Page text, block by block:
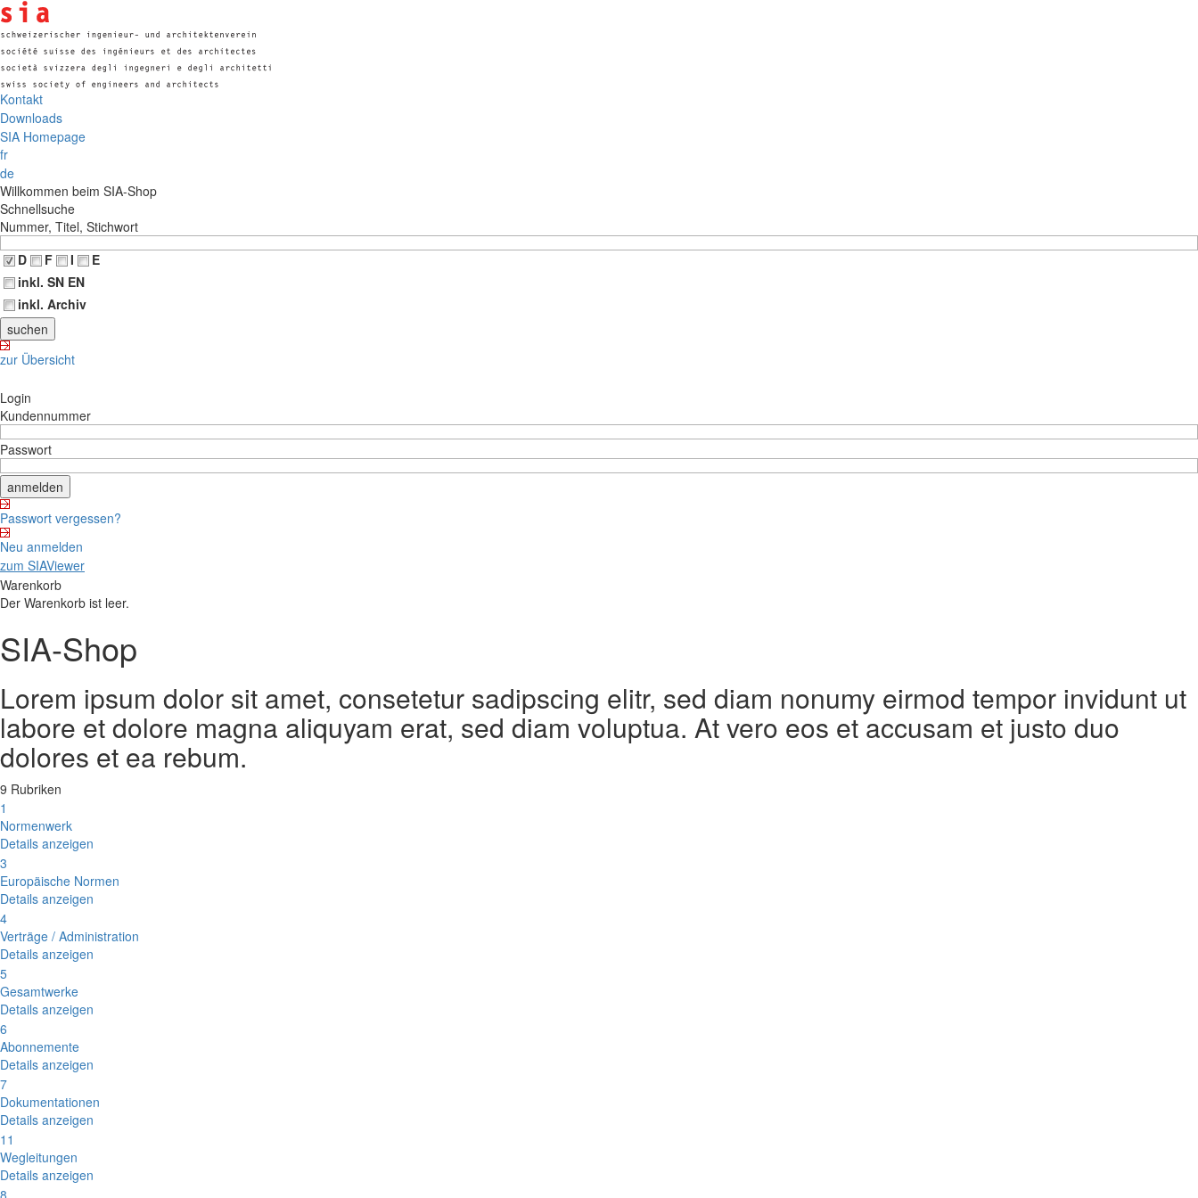
Kontakt
Downloads
SIA Homepage
fr
de
Willkommen beim SIA-Shop
Schnellsuche
Nummer, Titel, Stichwort
D
F I
E
inkl. SN EN
inkl. Archiv
zur Übersicht
Login
Kundennummer
Passwort
Passwort vergessen?
Neu anmelden
zum SIAViewer
Warenkorb
Der Warenkorb ist leer.
SIA-Shop
Lorem ipsum dolor sit amet, consetetur sadipscing elitr, sed diam nonumy eirmod tempor invidunt ut
labore et dolore magna aliquyam erat, sed diam voluptua. At vero eos et accusam et justo duo
dolores et ea rebum.
9 Rubriken
1
Normenwerk
Details anzeigen
3
Europäische Normen
Details anzeigen
4
Verträge / Administration
Details anzeigen
5
Gesamtwerke
Details anzeigen
6
Abonnemente
Details anzeigen
7
Dokumentationen
Details anzeigen
11
Wegleitungen
Details anzeigen
8